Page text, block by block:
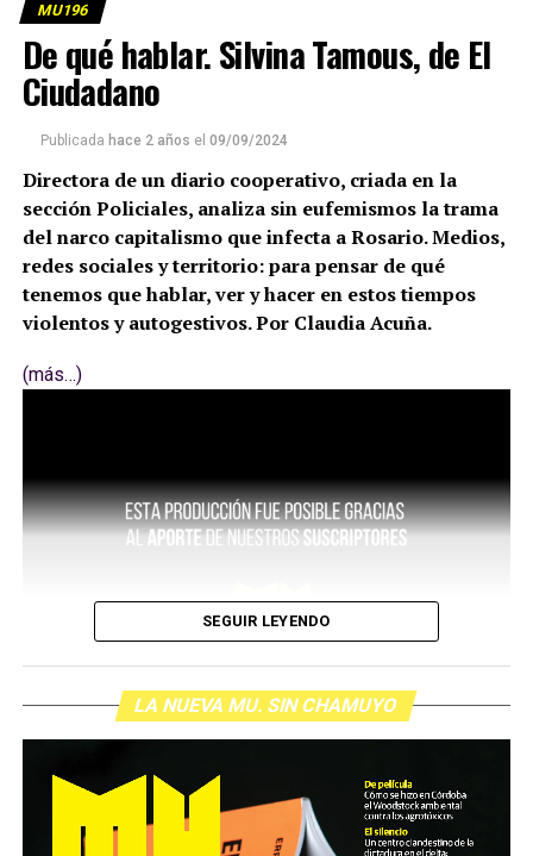
MU196
De qué hablar. Silvina Tamous, de El
Ciudadano
Publicada hace 2 años el 09/09/2024
Directora de un diario cooperativo, criada en la
sección Policiales, analiza sin eufemismos la trama
del narco capitalismo que infecta a Rosario. Medios,
redes sociales y territorio: para pensar de qué
tenemos que hablar, ver y hacer en estos tiempos
violentos y autogestivos. Por Claudia Acuña.
(más…)
SEGUIR LEYENDO
LA NUEVA MU. SIN CHAMUYO